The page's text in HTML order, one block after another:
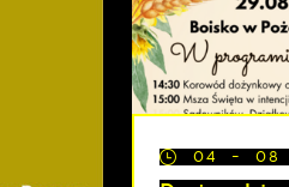
04 - 08